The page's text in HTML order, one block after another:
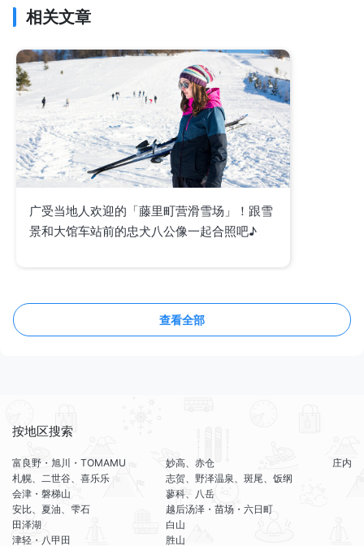
相关文章
广受当地人欢迎的「藤里町营滑雪场」！跟雪
景和大馆车站前的忠犬八公像一起合照吧♪
查看全部
按地区搜索
富良野・旭川・TOMAMU
札幌、二世谷、喜乐乐
会津・磐梯山
安比、夏油、雫石
田泽湖
津轻・八甲田
妙高、赤仓
志贺、野泽温泉、斑尾、饭纲
蓼科、八岳
越后汤泽・苗场・六日町
白山
胜山
庄内